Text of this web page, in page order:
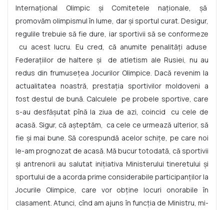
Internațional Olimpic și Comitetele naționale, șă
promovăm olimpismul în lume, dar și sportul curat. Desigur,
regulile trebuie să fie dure, iar sportivii să se conformeze
cu acest lucru. Eu cred, că anumite penalități aduse
Federațiilor de haltere și de atletism ale Rusiei, nu au
redus din frumusețea Jocurilor Olimpice. Dacă revenim la
actualitatea noastră, prestația sportivilor moldoveni a
fost destul de bună. Calculele pe probele sportive, care
s-au desfășutat pînă la ziua de azi, coincid cu cele de
acasă. Sigur, că așteptăm, ca cele ce urmează ulterior, să
fie și mai bune. Să corespundă acelor schițe, pe care noi
le-am prognozat de acasă. Mă bucur totodată, că sportivii
și antrenorii au salutat inițiativa Ministerului tineretului și
sportului de a acorda prime considerabile participanților la
Jocurile Olimpice, care vor obține locuri onorabile în
clasament. Atunci, cînd am ajuns în funcția de Ministru, mi-